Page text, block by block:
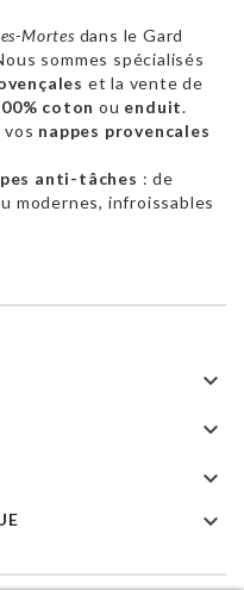
Mortes dans le Gard
sommes spécialisés
et la vente de
coton ou enduit.
nappes provencales
anti-tâches : de
modernes, infroissables



